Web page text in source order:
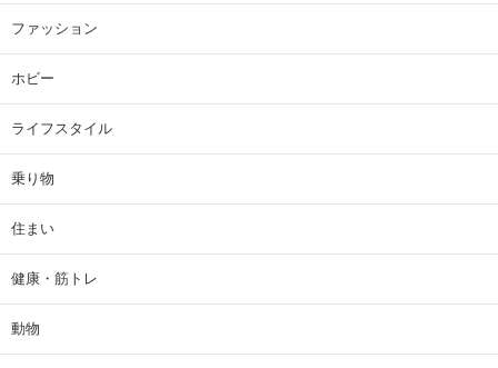
ファッション
ホビー
ライフスタイル
乗り物
住まい
健康・筋トレ
動物